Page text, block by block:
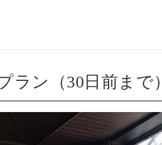
ラン（30日前まで）